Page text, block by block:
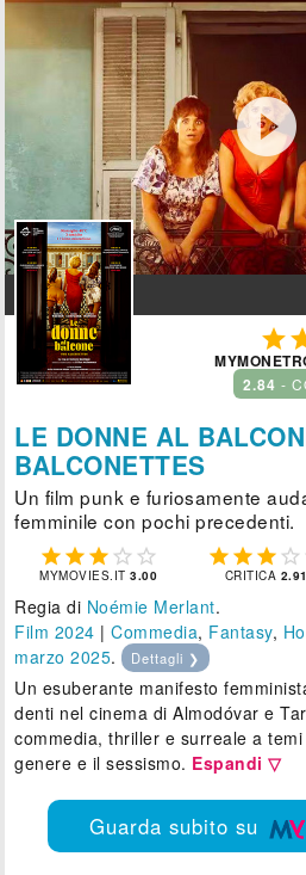


2.84 -
LE DONNE AL
BALCONETTES
Un film punk e furiosamente
femminile con pochi precedenti.
    
MYMOVIES.IT3.00
   
CRITICA 2.91
Regia di Noémie Merlant.
Film 2024 |Commedia, Fantasy,
marzo 2025. Dettagli ❯
Un esuberante manifesto
denti nel cinema di Almodóvar e
commedia, thriller e surreale a
genere e il sessismo. Espandi ▽
Guarda subito su